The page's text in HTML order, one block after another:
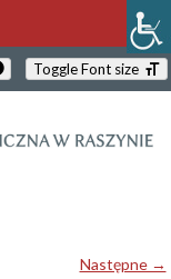
Toggle Font size
Następne →